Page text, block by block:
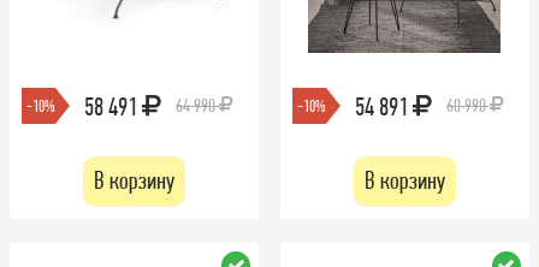
-10% 58 491 64 990
В корзину
-10% 54 891 60 990
В корзину